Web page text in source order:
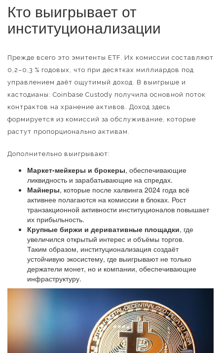
Кто выигрывает от
институционализации
Прежде всего это эмитенты ETF. Их комиссии составляют
0,2–0,3 % годовых, что при десятках миллиардов под
управлением даёт ощутимый доход. В выигрыше и
кастодианы: Coinbase Custody получила основной поток
контрактов на хранение активов. Доход здесь
формируется из комиссий за обслуживание, которые
растут пропорционально активам.
Дополнительно выигрывают:
Маркет-мейкеры и брокеры, обеспечивающие
ликвидность и зарабатывающие на спредах.
Майнеры, которые после халвинга 2024 года всё
активнее полагаются на комиссии в блоках. Рост
транзакционной активности институционалов повышает
их прибыльность.
Крупные биржи и деривативные площадки, где
увеличился открытый интерес и объёмы торгов.
Таким образом, институционализация создаёт
устойчивую экосистему, где выигрывают не только
держатели монет, но и компании, обеспечивающие
инфраструктуру.